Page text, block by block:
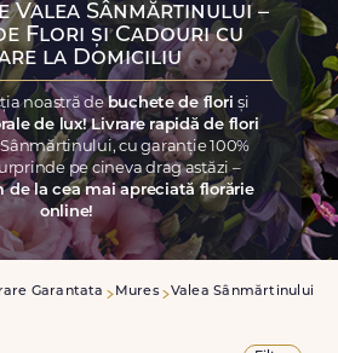
Valea Sânmărtinului –
Flori și Cadouri cu
la Domiciliu
noastră de buchete de floriși
de lux! Livrare rapidă de flori
cu garanție 100%
pe cineva drag astăzi –
de la cea mai apreciată florărie
online!
Garantata Mures Valea Sânmărtinului